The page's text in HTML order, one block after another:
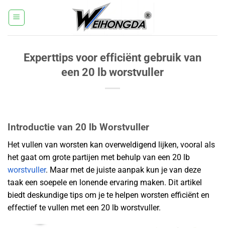
naar
Experttips voor efficiënt gebruik van
een 20 lb worstvuller
Introductie van 20 lb Worstvuller
Het vullen van worsten kan overweldigend lijken, vooral als
het gaat om grote partijen met behulp van een 20 lb
worstvuller. Maar met de juiste aanpak kun je van deze
taak een soepele en lonende ervaring maken. Dit artikel
biedt deskundige tips om je te helpen worsten efficiënt en
effectief te vullen met een 20 lb worstvuller.